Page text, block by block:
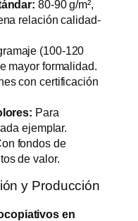
80-90 g/m²,
relación calidad-
(100-120
mayor formalidad.
con certificación
Para
ejemplar.
fondos de
de valor.
y Producción
en